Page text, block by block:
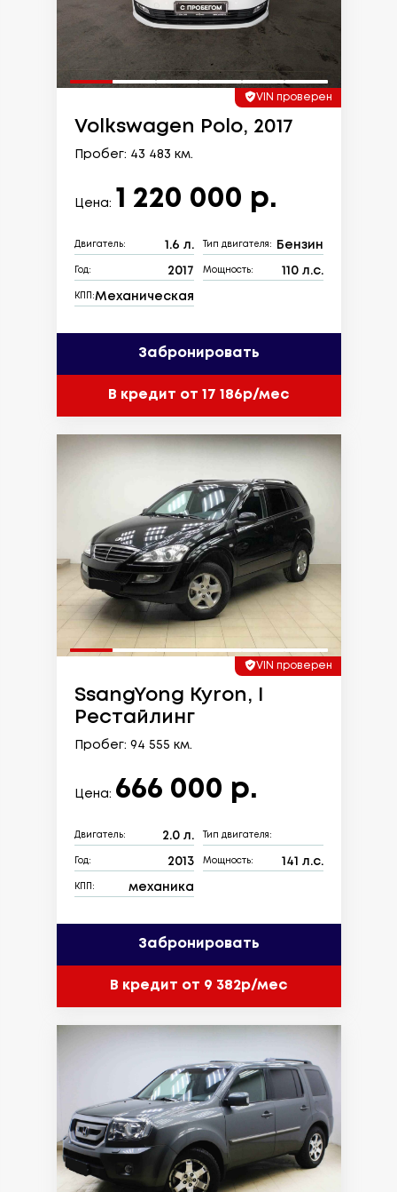
VIN проверен
Volkswagen Polo, 2017
Пробег: 43 483 км.
Цена: 1 220 000 р.
Двигатель: 1.6 л. Тип двигателя: Бензин
Год: 2017 Мощность: 110 л.с.
КПП:Механическая
Забронировать
В кредит от 17 186р/мес
VIN проверен
SsangYong Kyron, I
Рестайлинг
Пробег: 94 555 км.
Цена: 666 000 р.
Двигатель: 2.0 л. Тип двигателя:
Год: 2013 Мощность: 141 л.с.
КПП: механика
Забронировать
В кредит от 9 382р/мес